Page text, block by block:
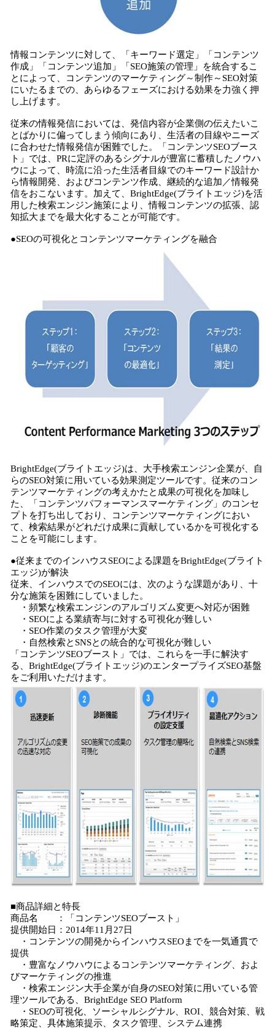
情報コンテンツに対して、「キーワード選定」「コンテンツ
作成」「コンテンツ追加」「SEO施策の管理」を統合するこ
とによって、コンテンツのマーケティング～制作～SEO対策
にいたるまでの、あらゆるフェーズにおける効果を力強く押
し上げます。
従来の情報発信においては、発信内容が企業側の伝えたいこ
とばかりに偏ってしまう傾向にあり、生活者の目線やニーズ
に合わせた情報発信が困難でした。「コンテンツSEOブース
ト」では、PRに定評のあるシグナルが豊富に蓄積したノウハ
ウによって、時流に沿った生活者目線でのキーワード設計か
ら情報開発、およびコンテンツ作成、継続的な追加／情報発
信をおこないます。加えて、BrightEdge(ブライトエッジ)を活
用した検索エンジン施策により、情報コンテンツの拡張、認
知拡大までを最大化することが可能です。
●SEOの可視化とコンテンツマーケティングを融合
BrightEdge(ブライトエッジ)は、大手検索エンジン企業が、自
らのSEO対策に用いている効果測定ツールです。従来のコン
テンツマーケティングの考えかたと成果の可視化を加味し
た、「コンテンツパフォーマンスマーケティング」のコンセ
プトを打ち出しており、コンテンツマーケティングにおい
て、検索結果がどれだけ成果に貢献しているかを可視化する
ことを可能にします。
●従来までのインハウスSEOによる課題をBrightEdge(ブライト
エッジ)が解決
従来、インハウスでのSEOには、次のような課題があり、十
分な施策を困難にしていました。
・頻繁な検索エンジンのアルゴリズム変更へ対応が困難
・SEOによる業績寄与に対する可視化が難しい
・SEO作業のタスク管理が大変
・自然検索とSNSとの統合的な可視化が難しい
「コンテンツSEOブースト」では、これらを一手に解決す
る、BrightEdge(ブライトエッジ)のエンタープライズSEO基盤
をご利用いただけます。
■商品詳細と特長
商品名 ：「コンテンツSEOブースト」
提供開始日：2014年11月27日
・コンテンツの開発からインハウスSEOまでを一気通貫で
提供
・豊富なノウハウによるコンテンツマーケティング、およ
びマーケティングの推進
・検索エンジン大手企業が自身のSEO対策に用いている管
理ツールである、BrightEdge SEO Platform
・SEOの可視化、ソーシャルシグナル、ROI、競合対策、戦
略策定、具体施策提示、タスク管理、システム連携